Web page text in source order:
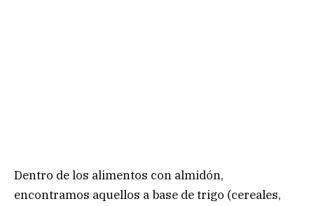
Dentro de los alimentos con almidón,
encontramos aquellos a base de trigo (cereales,